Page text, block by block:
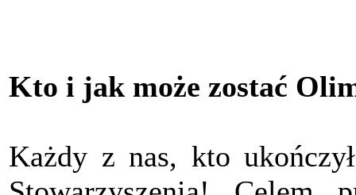
Kto i jak może zostać
Każdy z nas, kto